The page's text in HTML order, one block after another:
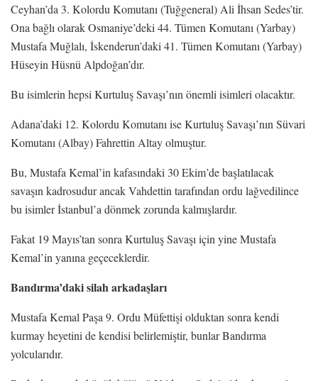
Ceyhan’da 3. Kolordu Komutanı (Tuğgeneral) Ali İhsan Sedes’tir.
Ona bağlı olarak Osmaniye’deki 44. Tümen Komutanı (Yarbay)
Mustafa Muğlalı, İskenderun’daki 41. Tümen Komutanı (Yarbay)
Hüseyin Hüsnü Alpdoğan’dır.
Bu isimlerin hepsi Kurtuluş Savaşı’nın önemli isimleri olacaktır.
Adana’daki 12. Kolordu Komutanı ise Kurtuluş Savaşı’nın Süvari
Komutanı (Albay) Fahrettin Altay olmuştur.
Bu, Mustafa Kemal’in kafasındaki 30 Ekim’de başlatılacak
savaşın kadrosudur ancak Vahdettin tarafından ordu lağvedilince
bu isimler İstanbul’a dönmek zorunda kalmışlardır.
Fakat 19 Mayıs’tan sonra Kurtuluş Savaşı için yine Mustafa
Kemal’in yanına geçeceklerdir.
Bandırma’daki silah arkadaşları
Mustafa Kemal Paşa 9. Ordu Müfettişi olduktan sonra kendi
kurmay heyetini de kendisi belirlemiştir, bunlar Bandırma
yolcularıdır.